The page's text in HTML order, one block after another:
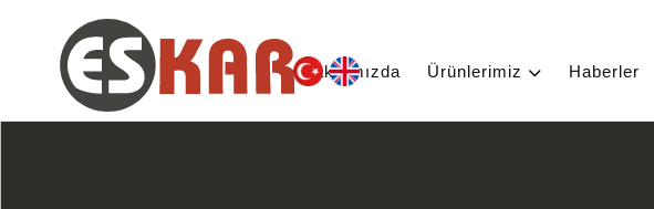
Hakkımızda Ürünlerimiz Haberler